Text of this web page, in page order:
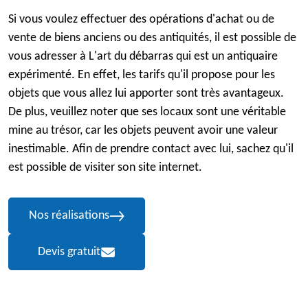
Si vous voulez effectuer des opérations d'achat ou de
vente de biens anciens ou des antiquités, il est possible de
vous adresser à L'art du débarras qui est un antiquaire
expérimenté. En effet, les tarifs qu'il propose pour les
objets que vous allez lui apporter sont très avantageux.
De plus, veuillez noter que ses locaux sont une véritable
mine au trésor, car les objets peuvent avoir une valeur
inestimable. Afin de prendre contact avec lui, sachez qu'il
est possible de visiter son site internet.
Nos réalisations
Devis gratuit